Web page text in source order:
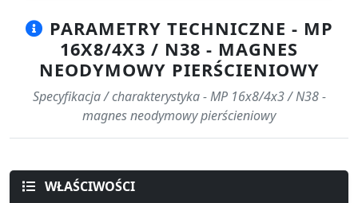
PARAMETRY TECHNICZNE - MP
16X8/4X3 / N38 - MAGNES
NEODYMOWY PIERŚCIENIOWY
Specyfikacja / charakterystyka - MP 16x8/4x3 / N38 -
magnes neodymowy pierścieniowy
WŁAŚCIWOŚCI